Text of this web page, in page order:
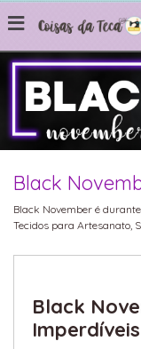
Black
Black November é
Tecidos para Artesanato,
Black